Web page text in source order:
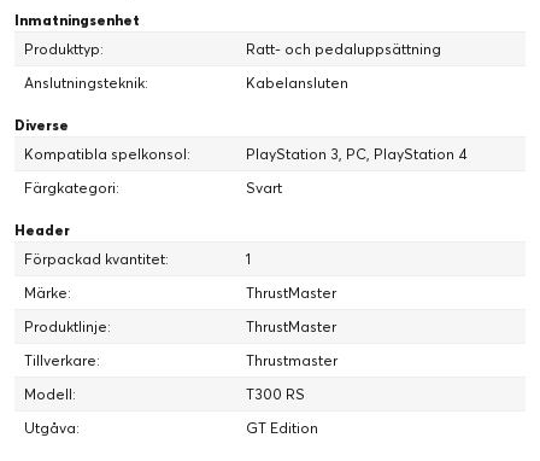
Inmatningsenhet
Produkttyp:
Ratt- och pedaluppsättning
Anslutningsteknik:
Kabelansluten
Diverse
Kompatibla spelkonsol:
PlayStation 3, PC, PlayStation 4
Färgkategori:
Svart
Header
Förpackad kvantitet:
1
Märke:
ThrustMaster
Produktlinje:
ThrustMaster
Tillverkare:
Thrustmaster
Modell:
T300 RS
Utgåva:
GT Edition